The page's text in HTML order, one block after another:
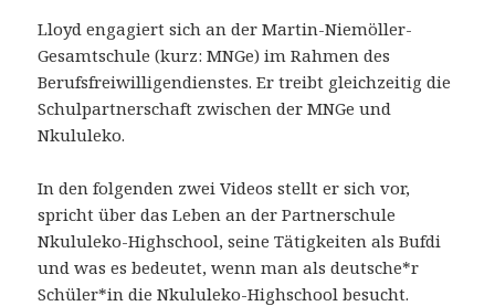
Lloyd engagiert sich an der Martin-Niemöller-
Gesamtschule (kurz: MNGe) im Rahmen des
Berufsfreiwilligendienstes. Er treibt gleichzeitig die
Schulpartnerschaft zwischen der MNGe und
Nkululeko.
In den folgenden zwei Videos stellt er sich vor,
spricht über das Leben an der Partnerschule
Nkululeko-Highschool, seine Tätigkeiten als Bufdi
und was es bedeutet, wenn man als deutsche*r
Schüler*in die Nkululeko-Highschool besucht.